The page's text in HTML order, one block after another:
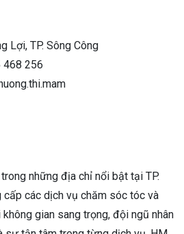
Lợi, TP. Sông Công
468 256
những địa chỉ nổi bật tại TP.
cấp các dịch vụ chăm sóc tóc và
gian sang trọng, đội ngũ nhân